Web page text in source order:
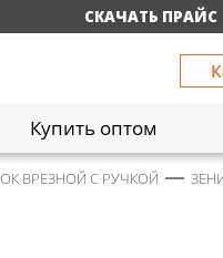
СКАЧАТЬ ПРАЙС
Купить оптом
ВРЕЗНОЙ С РУЧКОЙ